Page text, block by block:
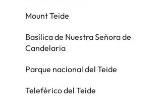
Mount Teide
Basílica de Nuestra Señora de
Candelaria
Parque nacional del Teide
Teleférico del Teide